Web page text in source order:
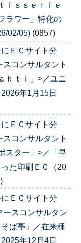
ｓｓｅｒｉｅ
ラワー」特化の
02/05) (0857)
ＥＣサイト分
コンサルタント
ｔｉ」>／ユニ
年1月15日
ＥＣサイト分
コンサルタント
ター」>／「早
た印刷ＥＣ（20
ＥＣサイト分
スコンサルタン
ば亭」／在来種
年12月4日